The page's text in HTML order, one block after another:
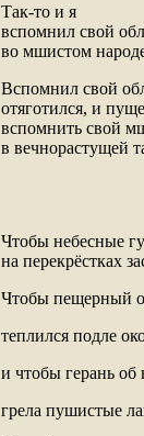
Так-то и я
вспомнил свой
во мшистом
Вспомнил свой
отяготился, и
вспомнить свой
в вечнорастущей
Чтобы небесные
на перекрёстках
Чтобы пещерный
теплился подле
и чтобы герань об
грела пушистые